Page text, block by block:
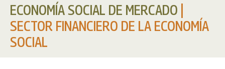
ECONOMÍA SOCIAL DE MERCADO
SECTOR FINANCIERO DE LA ECONOMÍA
SOCIAL